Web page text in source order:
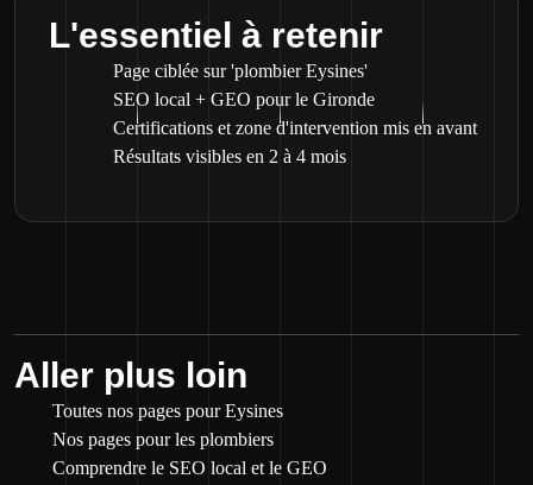
L'essentiel à retenir
Page ciblée sur 'plombier Eysines'
SEO local + GEO pour le Gironde
Certifications et zone d'intervention mis en avant
Résultats visibles en 2 à 4 mois
Aller plus loin
Toutes nos pages pour Eysines
Nos pages pour les plombiers
Comprendre le SEO local et le GEO